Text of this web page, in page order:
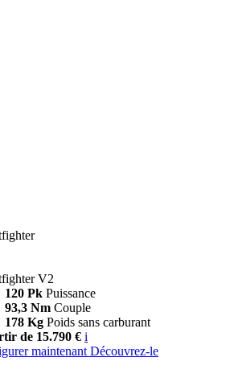
V2
120 Pk Puissance
93,3 Nm Couple
178 Kg Poids sans carburant
de 15.790 € i
maintenant Découvrez-le